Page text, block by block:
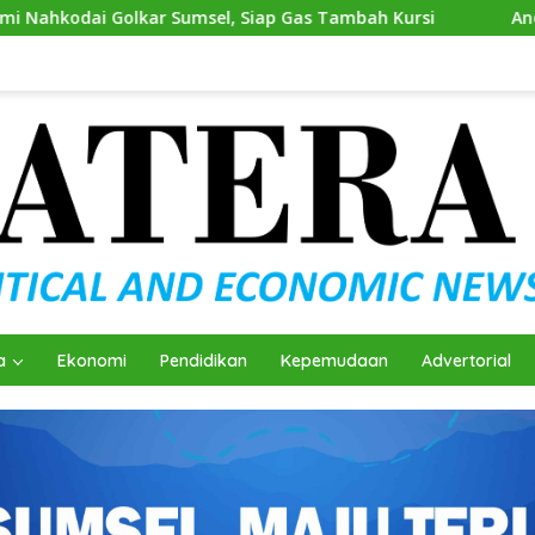
Siap Gas Tambah Kursi Andie Dinialdie
Ekonomi Pendidikan Kepemudaan Advertorial